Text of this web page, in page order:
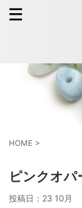
HOME >
ピンクオパ
投稿日： 23 10月